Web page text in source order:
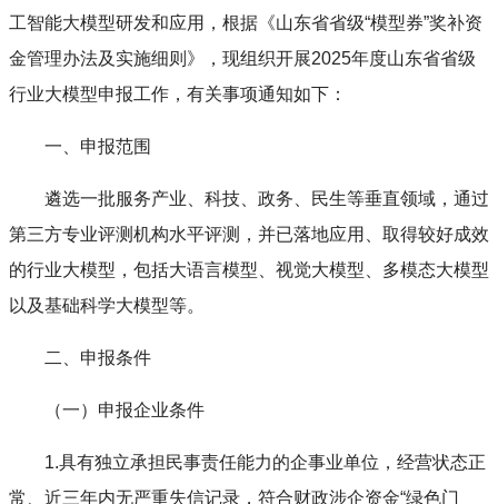
工智能大模型研发和应用，根据《山东省省级“模型券”奖补资
金管理办法及实施细则》，现组织开展2025年度山东省省级
行业大模型申报工作，有关事项通知如下：
一、申报范围
遴选一批服务产业、科技、政务、民生等垂直领域，通过
第三方专业评测机构水平评测，并已落地应用、取得较好成效
的行业大模型，包括大语言模型、视觉大模型、多模态大模型
以及基础科学大模型等。
二、申报条件
（一）申报企业条件
1.具有独立承担民事责任能力的企事业单位，经营状态正
常、近三年内无严重失信记录，符合财政涉企资金“绿色门